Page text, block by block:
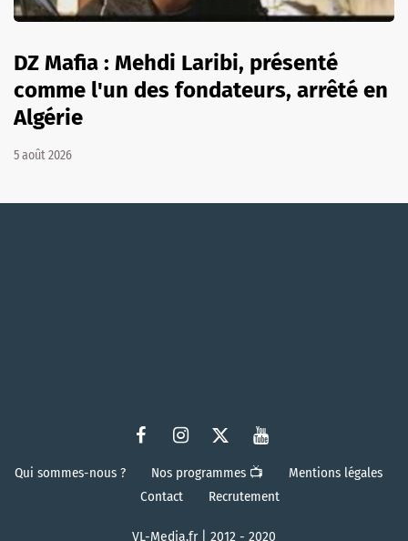
DZ Mafia : Mehdi Laribi, présenté
comme l'un des fondateurs, arrêté en
Algérie
5 août 2026
Qui sommes-nous ? Nos programmes 📺
Mentions légales
Contact
Recrutement
VL-Media.fr | 2012 - 2020